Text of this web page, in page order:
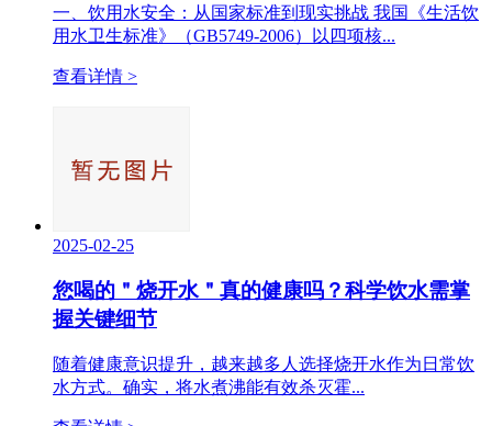
一、饮用水安全：从国家标准到现实挑战 我国《生活饮
用水卫生标准》（GB5749-2006）以四项核...
查看详情 >
2025-02-25
您喝的＂烧开水＂真的健康吗？科学饮水需掌
握关键细节
随着健康意识提升，越来越多人选择烧开水作为日常饮
水方式。确实，将水煮沸能有效杀灭霍...